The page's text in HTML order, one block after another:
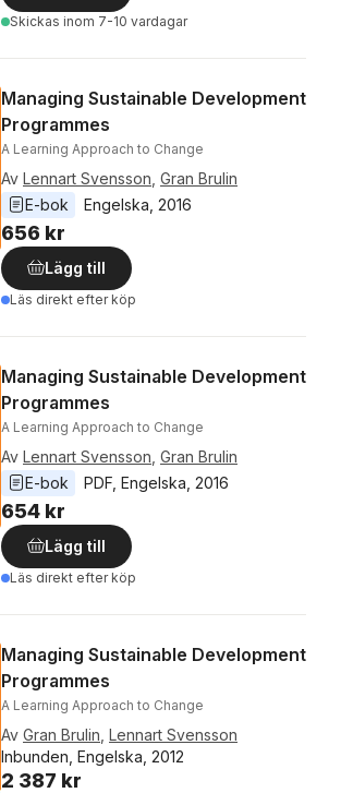
Skickas inom 7-10 vardagar
Managing Sustainable Development
Programmes
A Learning Approach to Change
Av Lennart Svensson Gran Brulin
E-bok
Engelska 2016
656 kr
Lägg till
Läs direkt efter köp
Managing Sustainable Development
Programmes
A Learning Approach to Change
Av Lennart Svensson Gran Brulin
E-bok
PDF Engelska 2016
654 kr
Lägg till
Läs direkt efter köp
Managing Sustainable Development
Programmes
A Learning Approach to Change
Av Gran Brulin Lennart Svensson
Inbunden, Engelska, 2012
2 387 kr